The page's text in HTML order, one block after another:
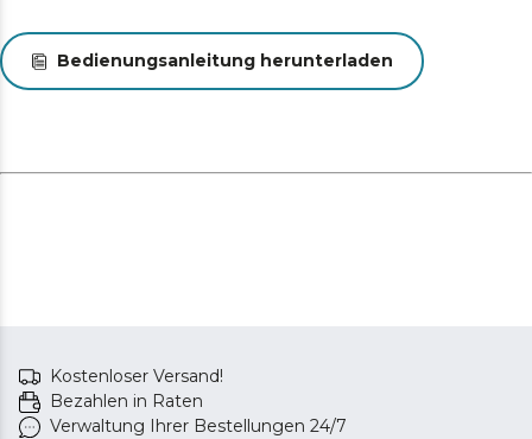
Reinwasser.
Warnung vor Wasserknappheit. Vor dem ersten
Bedienungsanleitung herunterladen
Kostenloser Versand!
Bezahlen in Raten
Verwaltung Ihrer Bestellungen 24/7